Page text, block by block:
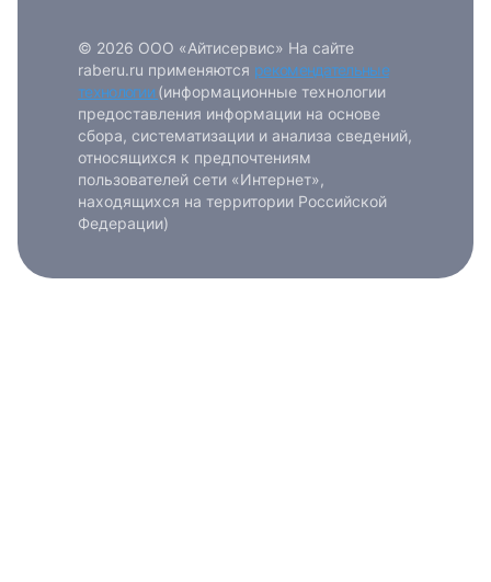
© 2026 ООО «Айтисервис» На сайте
raberu.ru применяются рекомендательные
технологии (информационные технологии
предоставления информации на основе
сбора, систематизации и анализа сведений,
относящихся к предпочтениям
пользователей сети «Интернет»,
находящихся на территории Российской
Федерации)